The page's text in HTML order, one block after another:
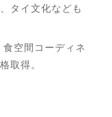
タイ文化なども
空間コーディネ
取得。